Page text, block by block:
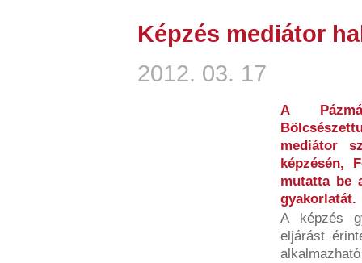
Képzés mediátor
2012. 03. 17
A
mediátor
képzésén,
mutatta be
gyakorlatát.
A képzés
eljárást